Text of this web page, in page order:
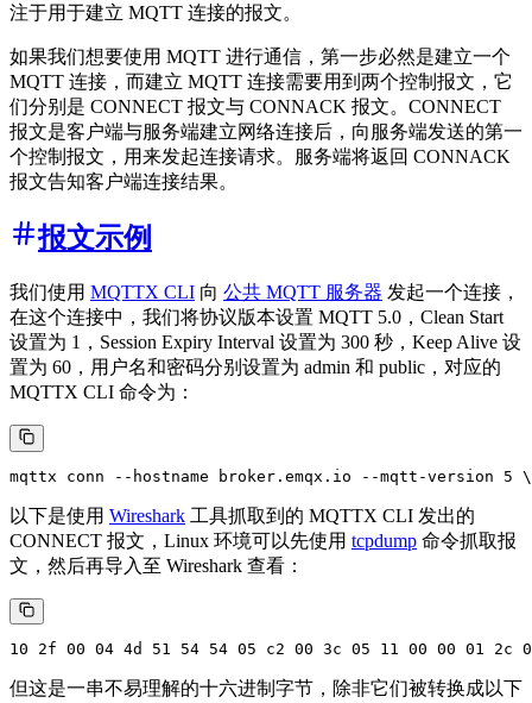
注于用于建立 MQTT 连接的报文。
如果我们想要使用 MQTT 进行通信，第一步必然是建立一个
MQTT 连接，而建立 MQTT 连接需要用到两个控制报文，它
们分别是 CONNECT 报文与 CONNACK 报文。CONNECT
报文是客户端与服务端建立网络连接后，向服务端发送的第一
个控制报文，用来发起连接请求。服务端将返回 CONNACK
报文告知客户端连接结果。
报文示例
我们使用 MQTTX CLI 向 公共 MQTT 服务器 发起一个连接，
在这个连接中，我们将协议版本设置 MQTT 5.0，Clean Start
设置为 1，Session Expiry Interval 设置为 300 秒，Keep Alive 设
置为 60，用户名和密码分别设置为 admin 和 public，对应的
MQTTX CLI 命令为：
以下是使用 Wireshark 工具抓取到的 MQTTX CLI 发出的
CONNECT 报文，Linux 环境可以先使用 tcpdump 命令抓取报
文，然后再导入至 Wireshark 查看：
但这是一串不易理解的十六进制字节，除非它们被转换成以下